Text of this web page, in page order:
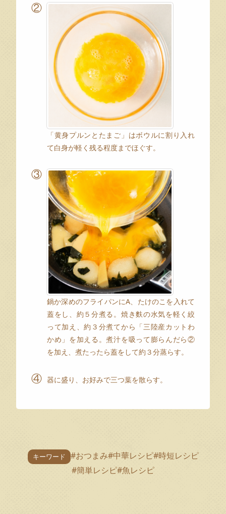
②
「黄身プルンとたまご」はボウルに割り入れ
て白身が軽く残る程度までほぐす。
③
鍋か深めのフライパンにA、たけのこを入れて
蓋をし、約５分煮る。焼き麩の水気を軽く絞
って加え、約３分煮てから「三陸産カットわ
かめ」を加える。煮汁を吸って膨らんだら②
を加え、煮たったら蓋をして約３分蒸らす。
④ 器に盛り、お好みで三つ葉を散らす。
キーワード #おつまみ#中華レシピ#時短レシピ
#簡単レシピ#魚レシピ